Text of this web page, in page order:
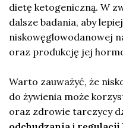
dietę ketogeniczną. W
dalsze badania, aby
niskowęglowodanowej
oraz produkcję jej
Warto zauważyć, że
do żywienia może
oraz zdrowie tarczycy